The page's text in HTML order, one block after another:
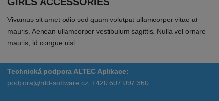
Vivamus sit amet odio sed quam volutpat ullamcorper vitae at
mauris. Aenean ullamcorper vestibulum sagittis. Nulla vel ornare
mauris, id congue nisi.
Technická podpora ALTEC Aplikace:
podpora@rdd-software.cz, +420 607 097 360